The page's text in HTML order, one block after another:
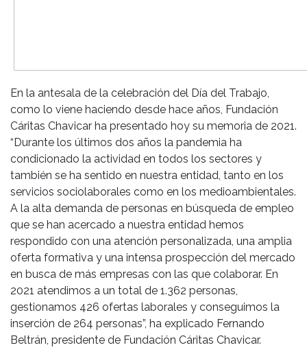
En la antesala de la celebración del Día del Trabajo,
como lo viene haciendo desde hace años, Fundación
Cáritas Chavicar ha presentado hoy su memoria de 2021.
“Durante los últimos dos años la pandemia ha
condicionado la actividad en todos los sectores y
también se ha sentido en nuestra entidad, tanto en los
servicios sociolaborales como en los medioambientales.
A la alta demanda de personas en búsqueda de empleo
que se han acercado a nuestra entidad hemos
respondido con una atención personalizada, una amplia
oferta formativa y una intensa prospección del mercado
en busca de más empresas con las que colaborar. En
2021 atendimos a un total de 1.362 personas,
gestionamos 426 ofertas laborales y conseguimos la
inserción de 264 personas”, ha explicado Fernando
Beltrán, presidente de Fundación Cáritas Chavicar.